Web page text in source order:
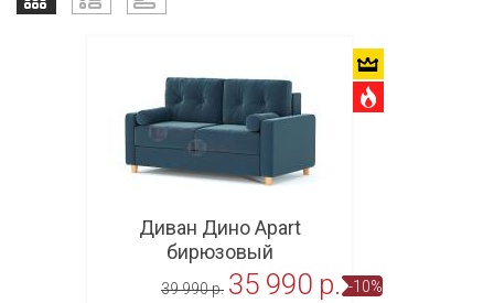
Диван Дино Apart
бирюзовый
39 990 p. -10%
35 990 p.